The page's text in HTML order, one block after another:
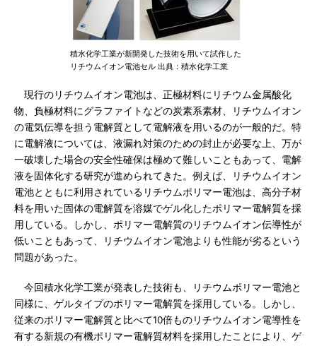
積水化学工業が新開発した技術を用いて試作した
リチウムイオン電池セル 出典：積水化学工業
現行のリチウムイオン電池は、正極材料にリチウム金属酸化
物、負極材料にグラファイトなどの炭素系素材、リチウムイオン
の電気伝導を担う電解質として電解液を用いるのが一般的だ。特
に電解液については、液漏れ対策のための封止が必要な上、万が
一破壊した場合の安全性確保は極めて難しいこともあって、電解
液を固体化する研究が進められてきた。例えば、リチウムイオン
電池とともに利用されているリチウムポリマー電池は、高分子材
料を用いた固体の電解質を溶媒でゲル化したポリマー電解質を採
用している。しかし、ポリマー電解質のリチウムイオン伝導性が
低いこともあって、リチウムイオン電池よりも性能が劣るという
問題があった。
今回積水化学工業が発表した技術も、リチウムポリマー電池と
同様に、ゲルタイプのポリマー電解質を採用している。しかし、
従来のポリマー電解質と比べて10倍ものリチウムイオン電導性を
有する新規の有機ポリマー電解質材料を採用したことにより、ゲ